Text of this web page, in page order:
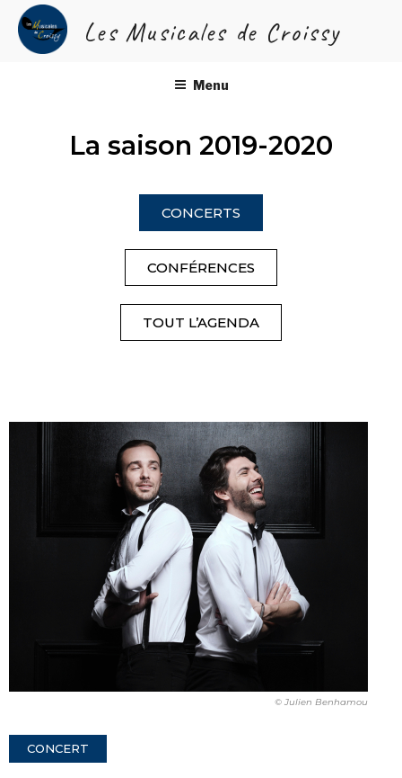
Les Musicales de Croissy
Menu
SAISON 2019-2020
La saison 2019-2020
CONCERTS
CONFÉRENCES
TOUT L’AGENDA
© Julien Benhamou
CONCERT